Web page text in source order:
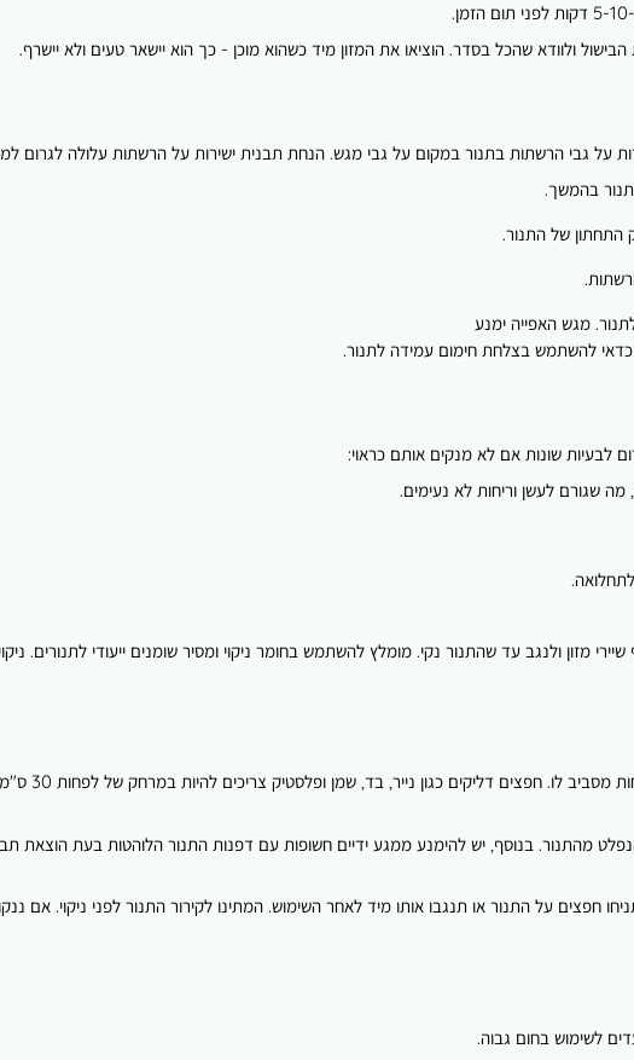
ולוודא שהכל בסדר. הוציאו את המזון מיד כשהוא מוכן - כך הוא יישאר טעים ולא יישרף.
על גבי הרשתות בתנור במקום על גבי מגש. הנחת תבנית ישירות על הרשתות עלולה לגרום
בהמשך.
התחתון של התנור.
מגש האפייה ימנע
כדאי להשתמש בצלחת חימום עמידה לתנור.
לבעיות שונות אם לא מנקים אותם כראוי:
שגורם לעשן וריחות לא נעימים.
מזון ולנגב עד שהתנור נקי. מומלץ להשתמש בחומר ניקוי ומסיר שומנים ייעודי לתנורים.
כאשר התנור פועל,
מהתנור. בנוסף, יש להימנע ממגע ידיים חשופות עם דפנות התנור הלוהטות בעת הוצאת
חפצים על התנור או תנגבו אותו מיד לאחר השימוש. המתינו לקירור התנור לפני ניקוי. אם
לשימוש בחום גבוה.